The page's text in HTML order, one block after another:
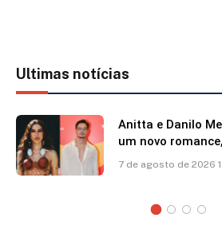
Ultimas notícias
Anitta e Danilo
um novo
7 de agosto de 2026